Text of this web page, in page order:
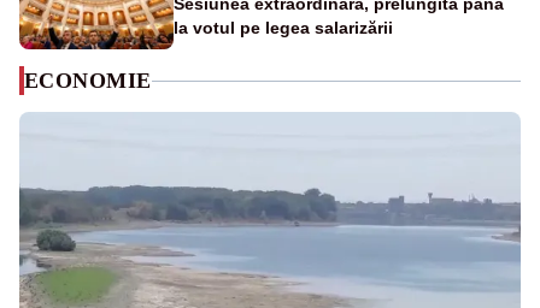
la votul pe legea salarizării
ECONOMIE